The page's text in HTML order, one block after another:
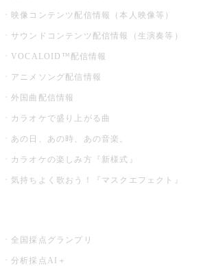
映像コンテンツ配信情報（本人映像等）
サウンドコンテンツ配信情報（生演奏等）
VOCALOID™配信情報
アニメソング配信情報
外国曲配信情報
カラオケで盛り上がる曲
あの日、あの時、あの音楽。
カラオケの楽しみ方『新様式』
気持ちよく歌おう！『マスクエフェクト』
全国採点グランプリ
分析採点AI＋